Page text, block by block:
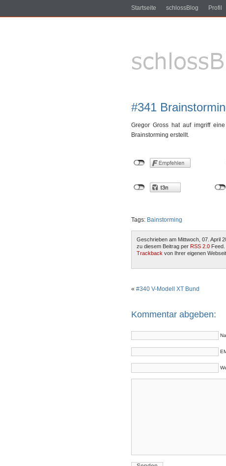
Startseite schlossBlog Profil
#341
Gregor Gross hat auf imgriff eine
Brainstorming erstellt.
Tags: Bainstorming
Geschrieben am Mittwoch, 07. April
zu diesem Beitrag per RSS 2.0
Trackback von Ihrer eigenen
« #340 V-Modell XT Bund
Kommentar abgeben: